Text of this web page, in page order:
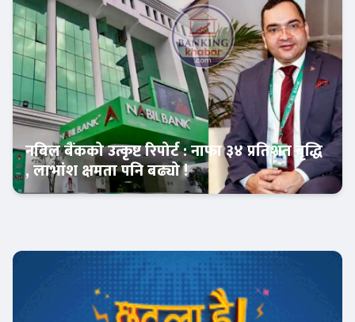
नबिल बैंकको उत्कृष्ट रिपोर्ट : नाफा ३४ प्रतिशत बृद्धि
, लाभांश क्षमता पनि बढ्यो !